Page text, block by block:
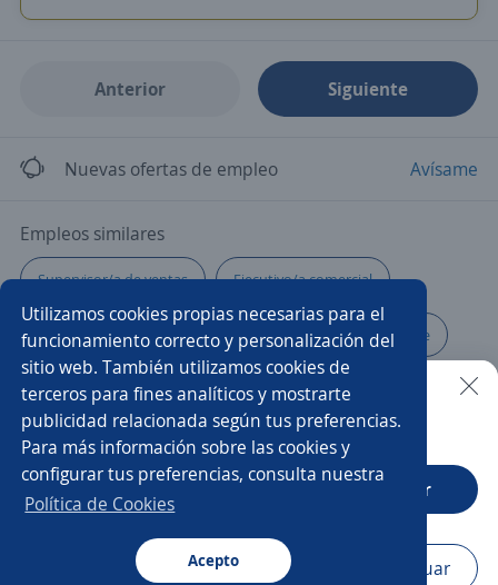
Utilizamos cookies propias necesarias para el
funcionamiento correcto y personalización del
sitio web. También utilizamos cookies de
terceros para fines analíticos y mostrarte
publicidad relacionada según tus preferencias.
Para más información sobre las cookies y
configurar tus preferencias, consulta nuestra
Política de Cookies
Acepto
Anterior Siguiente
Nuevas ofertas de empleo Avísame
Empleos similares
Supervisor/a de ventas Ejecutivo/a comercial
Coordinador/a de ventas Supervisor/a Gerente
Gerente comercial Administrador de tienda
Ejecutivo/a de ventas Gerente tienda
Gestor/a de cobranza
Encargado/a de tienda
Buscar es más fácil en la app
CT App Abrir
Navegador Continuar